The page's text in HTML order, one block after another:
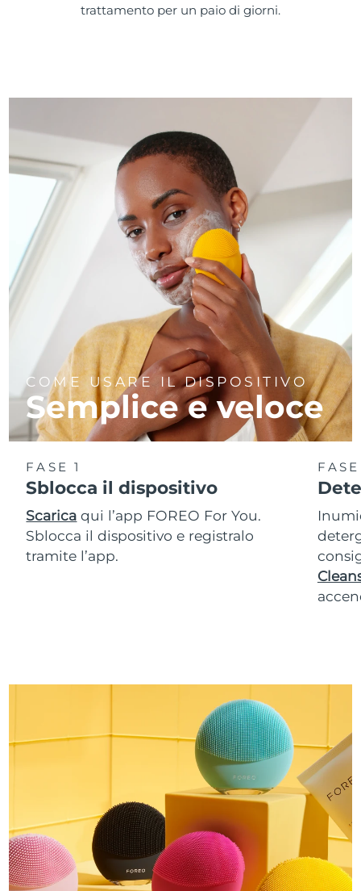
trattamento per un paio di giorni.
COME USARE IL DISPOSITIVO
Semplice e veloce
FASE 1
Sblocca il dispositivo
Scarica qui l’app FOREO For You.
Sblocca il dispositivo e registralo
tramite l’app.